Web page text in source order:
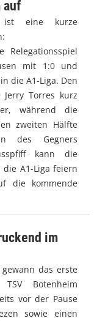
auf
ist eine kurze
Relegationsspiel
mit 1:0 und
die A1-Liga. Den
Torres kurz
während die
zweiten Hälfte
des Gegners
kann die
A1-Liga feiern
die kommende
im
gewann das erste
Botenheim
vor der Pause
sowie einen